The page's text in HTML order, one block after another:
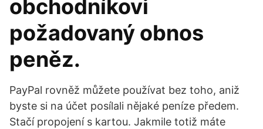
obchodníkovi
požadovaný obnos
peněz.
PayPal rovněž můžete používat bez toho, aniž
byste si na účet posílali nějaké peníze předem.
Stačí propojení s kartou. Jakmile totiž máte